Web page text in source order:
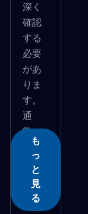
深く
確認
する
必要
があ
りま
す。
通
常、
包...
も
っ
と
見
る